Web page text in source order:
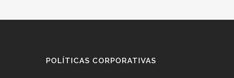
POLÍTICAS CORPORATIVAS